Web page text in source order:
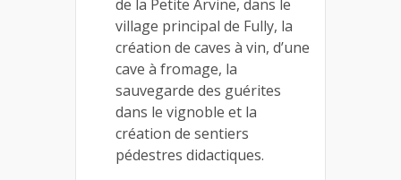
de la Petite Arvine, dans le
village principal de Fully, la
création de caves à vin, d’une
cave à fromage, la
sauvegarde des guérites
dans le vignoble et la
création de sentiers
pédestres didactiques.